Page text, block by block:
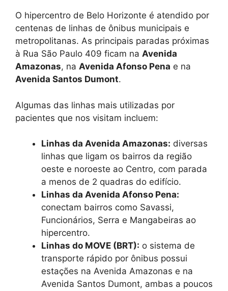
O hipercentro de Belo Horizonte é atendido por
centenas de linhas de ônibus municipais e
metropolitanas. As principais paradas próximas
à Rua São Paulo 409 ficam na Avenida
Amazonas, na Avenida Afonso Pena e na
Avenida Santos Dumont.
Algumas das linhas mais utilizadas por
pacientes que nos visitam incluem:
Linhas da Avenida Amazonas: diversas
linhas que ligam os bairros da região
oeste e noroeste ao Centro, com parada
a menos de 2 quadras do edifício.
Linhas da Avenida Afonso Pena:
conectam bairros como Savassi,
Funcionários, Serra e Mangabeiras ao
hipercentro.
Linhas do MOVE (BRT): o sistema de
transporte rápido por ônibus possui
estações na Avenida Amazonas e na
Avenida Santos Dumont, ambas a poucos